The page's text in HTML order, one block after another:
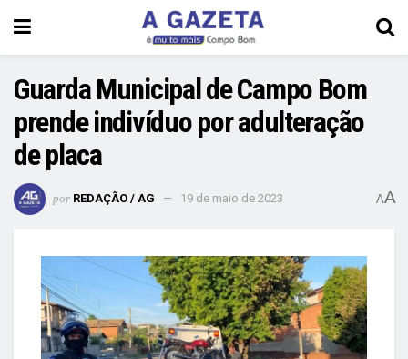
Guarda Municipal de Campo Bom
prende indivíduo por adulteração
de placa
por REDAÇÃO / AG 19 de maio de 2023 AA